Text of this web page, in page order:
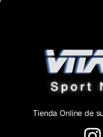
Tienda Online de